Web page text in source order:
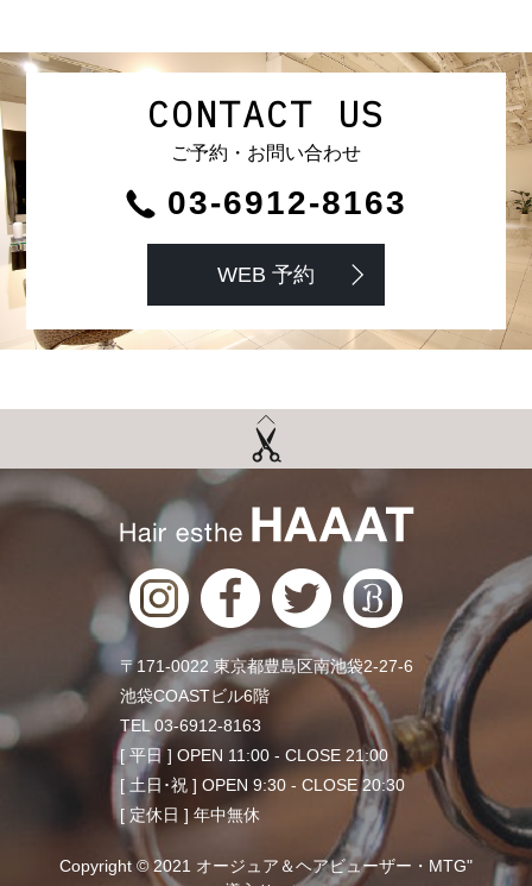
CONTACT US
ご予約・お問い合わせ
03-6912-8163
WEB 予約
〒171-0022 東京都豊島区南池袋2-27-6
池袋COASTビル6階
TEL 03-6912-8163
[ 平日 ] OPEN 11:00 - CLOSE 21:00
[ 土日･祝 ] OPEN 9:30 - CLOSE 20:30
[ 定休日 ] 年中無休
Copyright © 2021 オージュア＆ヘアビューザー・MTG"